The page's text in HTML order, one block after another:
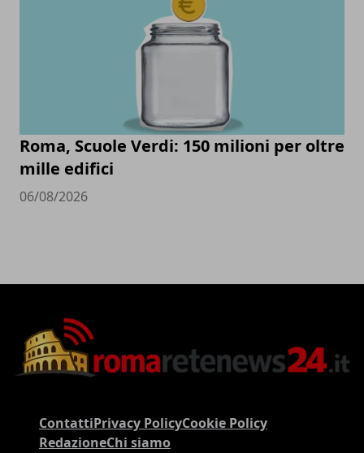
Roma, Scuole Verdi: 150 milioni per oltre
mille edifici
06/08/2026
ContattiPrivacy PolicyCookie Policy
RedazioneChi siamo